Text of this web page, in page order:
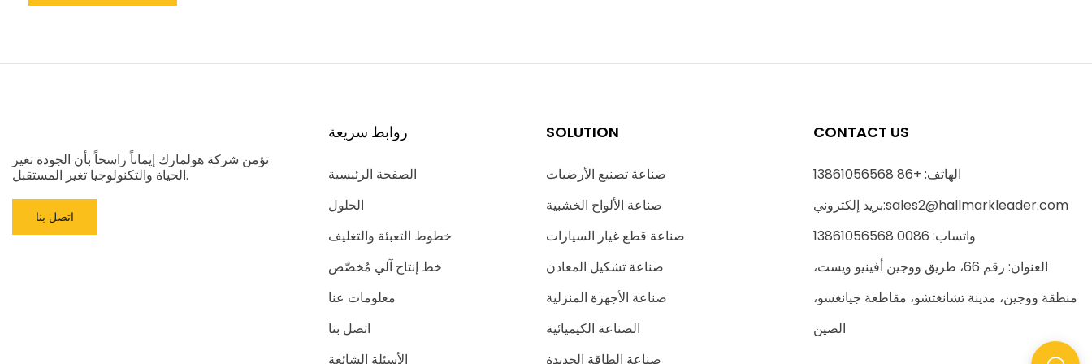
تؤمن شركة هولمارك إيماناً راسخاً بأن الجودة تغير
الحياة والتكنولوجيا تغير المستقبل.
اتصل بنا
روابط سريعة
الصفحة الرئيسية
الحلول
خطوط التعبئة والتغليف
خط إنتاج آلي مُخصّص
معلومات عنا
اتصل بنا
الأسئلة الشائعة
SOLUTION
صناعة تصنيع الأرضيات
صناعة الألواح الخشبية
صناعة قطع غيار السيارات
صناعة تشكيل المعادن
صناعة الأجهزة المنزلية
الصناعة الكيميائية
صناعة الطاقة الجديدة
CONTACT US
الهاتف: +86 13861056568
بريد إلكتروني:sales2@hallmarkleader.com
واتساب: 0086 13861056568
العنوان: رقم 66، طريق ووجين أفينيو ويست،
منطقة ووجين، مدينة تشانغتشو، مقاطعة جيانغسو،
الصين